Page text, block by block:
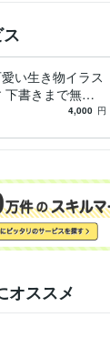
い生き物イラス
書きまで無料⭐︎
納得いただいて
4,000 円
オススメ